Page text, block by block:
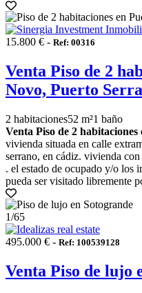
15.800 € - Ref: 00316
Venta Piso de 2
Novo, Puerto
2 habitaciones52 m²1 baño
Venta Piso de 2
vivienda situada en calle
serrano, en cádiz. vivienda
. el estado de ocupado y/o los
pueda ser visitado libremente
1/65
495.000 € - Ref: 100539128
Venta Piso de lujo